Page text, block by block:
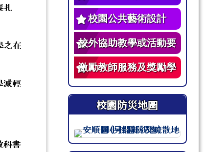
扎
之在
減輕
科書
校園公共藝術設計
校外協助教學或活動要
點
激勵教師服務及獎勵學
生辦法
校園防災地圖
此圖為安順國小校園防災地圖（